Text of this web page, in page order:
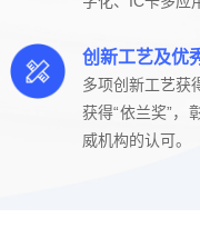
创新工艺及优
多项创新工艺获
获得“依兰奖”，
威机构的认可。